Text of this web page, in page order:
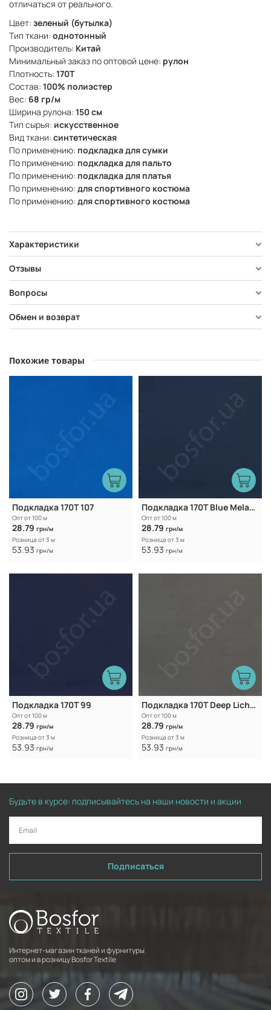
отличаться от реального.
Цвет: зеленый (бутылка)
Тип ткани: однотонный
Производитель: Китай
Минимальный заказ по оптовой цене: рулон
Плотность: 170Т
Состав: 100% полиэстер
Вес: 68 гр/м
Ширина рулона: 150 см
Тип сырья: искусственное
Вид ткани: синтетическая
По применению: подкладка для сумки
По применению: подкладка для пальто
По применению: подкладка для платья
По применению: для спортивного костюма
По применению: для спортивного костюма
Характеристики
Отзывы
Вопросы
Обмен и возврат
Похожие товары
Подкладка 170Т 107
Опт от 100 м
28.79 грн/м
Розница от 3 м
53.93 грн/м
Подкладка 170T Blue Melancholy
Опт от 100 м
28.79 грн/м
Розница от 3 м
53.93 грн/м
Подкладка 170T 99
Опт от 100 м
28.79 грн/м
Розница от 3 м
53.93 грн/м
Подкладка 170T Deep Lichen Green
Опт от 100 м
28.79 грн/м
Розница от 3 м
53.93 грн/м
Будьте в курсе: подписывайтесь на наши новости и акции
Подписаться
Интернет-магазин тканей и фурнитуры
оптом и в розницу Bosfor Textile